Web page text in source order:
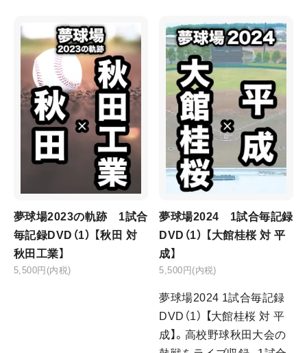
夢球場2023の軌跡 1試合
毎記録DVD（1） 【秋田 対
秋田工業】
5,500円(内税)
夢球場2024 1試合毎記録
DVD（1） 【大館桂桜 対 平
成】
5,500円(内税)
夢球場2024 1試合毎記録
DVD（1） 【大館桂桜 対 平
成】。高校野球秋田大会の